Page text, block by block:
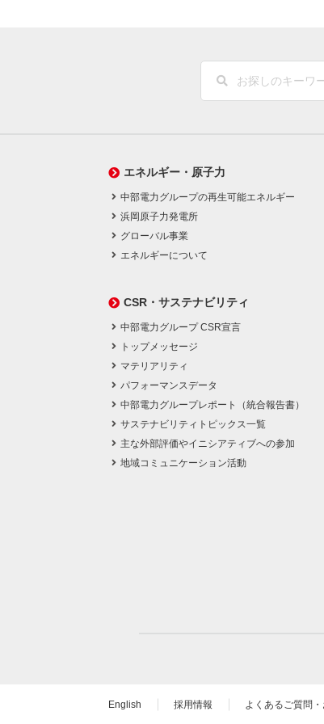
エネルギー・原子力
中部電力グループの再生可能エネルギー
浜岡原子力発電所
グローバル事業
エネルギーについて
CSR・サステナビリティ
中部電力グループ CSR宣言
トップメッセージ
マテリアリティ
パフォーマンスデータ
中部電力グループレポート（統合報告書）
サステナビリティトピックス一覧
主な外部評価やイニシアティブへの参加
地域コミュニケーション活動
English 採用情報 よくあるご質問